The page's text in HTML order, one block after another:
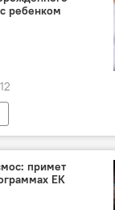
ребенком
имени Паула Страдыня
примет
ЕК